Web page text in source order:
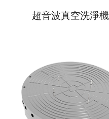
超音波真空洗淨機